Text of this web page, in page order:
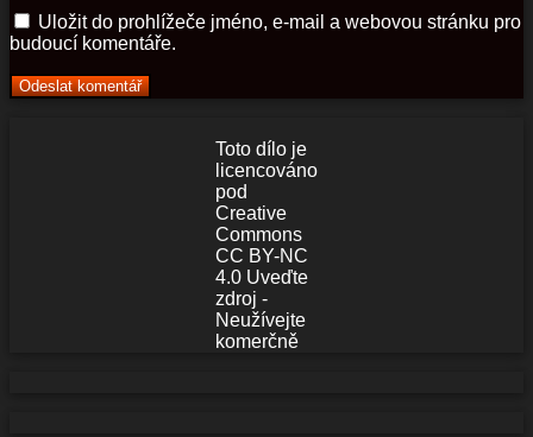
Uložit do prohlížeče jméno, e-mail a webovou stránku pro
budoucí komentáře.
Toto dílo je
licencováno
pod
Creative
Commons
CC BY-NC
4.0 Uveďte
zdroj -
Neužívejte
komerčně